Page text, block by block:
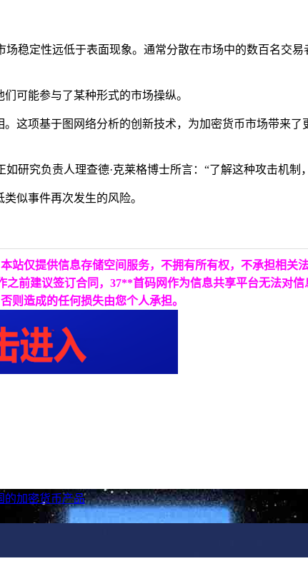
稳定性远低于表面现象。通常分散在市场中的数百名交
可能参与了某种形式的市场操纵。
这项基于图网络分析的创新技术，为加密货币市场带来
研究负责人理查德·克莱格博士所言：“了解这种攻击机
似事件再次发生的风险。
站仅提供信息存储空间服务，不拥有所有权，不承担相关
之前建议签订合同，37**首码网作为信息共享平台无法对
则造成的任何损失由您个人承担。
的加密货币产品